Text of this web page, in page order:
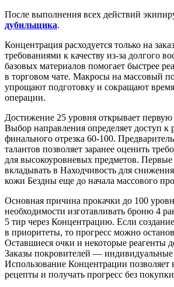
После выполнения всех действий
дубильщика.
Концентрация расходуется только на
требованиями к качеству из-за долгого
базовых материалов помогает быстрее
в торговом чате. Макросы на массовый
упрощают подготовку и сокращают
операции.
Достижение 25 уровня открывает
Выбор направления определяет доступ к
финального отрезка 60-100.
талантов позволяет заранее оценить
для высокоуровневых предметов. Первые
вкладывать в Находчивость для
кожи Бездны еще до начала массового
Основная причина прокачки до 100
необходимости изготавливать броню 4
5 тир через Концентрацию. Если
в приоритеты, то прогресс можно
Оставшиеся очки и некоторые реагенты
Заказы покровителей —
Использование Концентрации
рецепты и получать прогресс без